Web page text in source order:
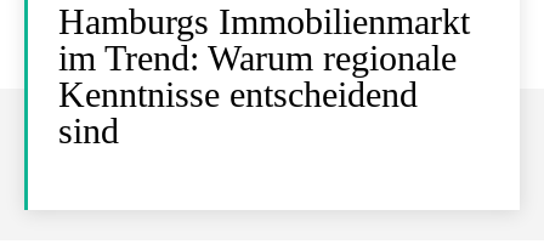
Hamburgs Immobilienmarkt
im Trend: Warum regionale
Kenntnisse entscheidend
sind